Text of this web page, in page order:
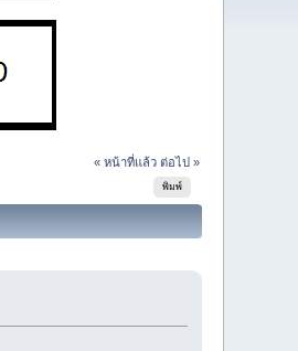
« หน้าที่แล้ว ต่อไป »
พิมพ์